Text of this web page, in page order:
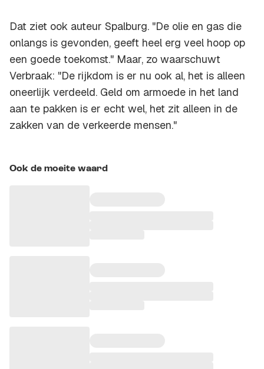
Dat ziet ook auteur Spalburg. "De olie en gas die
onlangs is gevonden, geeft heel erg veel hoop op
een goede toekomst." Maar, zo waarschuwt
Verbraak: "De rijkdom is er nu ook al, het is alleen
oneerlijk verdeeld. Geld om armoede in het land
aan te pakken is er echt wel, het zit alleen in de
zakken van de verkeerde mensen."
Ook de moeite waard